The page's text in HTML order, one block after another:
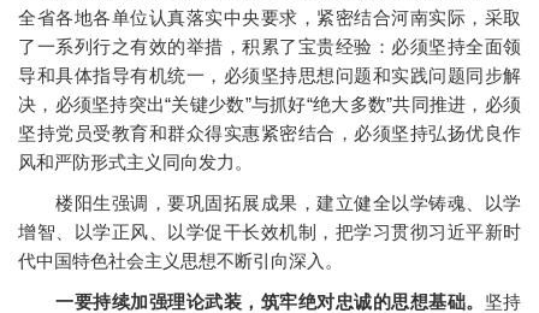
全省各地各单位认真落实中央要求，紧密结合河南实际，采取
了一系列行之有效的举措，积累了宝贵经验：必须坚持全面领
导和具体指导有机统一，必须坚持思想问题和实践问题同步解
决，必须坚持突出“关键少数”与抓好“绝大多数”共同推进，必须
坚持党员受教育和群众得实惠紧密结合，必须坚持弘扬优良作
风和严防形式主义同向发力。
楼阳生强调，要巩固拓展成果，建立健全以学铸魂、以学
增智、以学正风、以学促干长效机制，把学习贯彻习近平新时
代中国特色社会主义思想不断引向深入。
一要持续加强理论武装，筑牢绝对忠诚的思想基础。 坚持